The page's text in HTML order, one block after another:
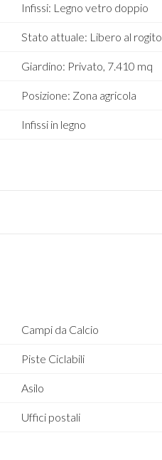
Infissi: Legno vetro doppio
Stato attuale: Libero al rogito
Giardino: Privato, 7.410 mq
Posizione: Zona agricola
Infissi in legno
Campi da Calcio
Piste Ciclabili
Asilo
Uffici postali